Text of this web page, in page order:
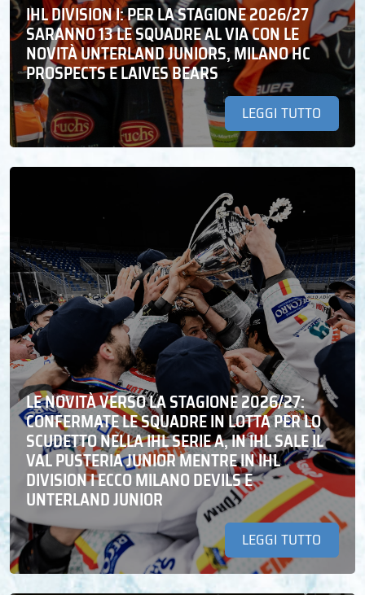
IHL DIVISION I: PER LA STAGIONE 2026/27
SARANNO 13 LE SQUADRE AL VIA CON LE
NOVITÀ UNTERLAND JUNIORS, MILANO HC
PROSPECTS E LAIVES BEARS
LEGGI TUTTO
LE NOVITÀ VERSO LA STAGIONE 2026/27:
CONFERMATE LE SQUADRE IN LOTTA PER LO
SCUDETTO NELLA IHL SERIE A, IN IHL SALE IL
VAL PUSTERIA JUNIOR MENTRE IN IHL
DIVISION I ECCO MILANO DEVILS E
UNTERLAND JUNIOR
LEGGI TUTTO